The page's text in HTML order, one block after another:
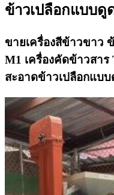
ข้าวเปลือกแบบดู
ขายเครื่องสีข้าวขาว
M1 เครื่องคัดข้าวสาร
สะอาดข้าวเปลือกแบ